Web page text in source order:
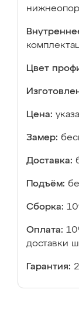
Цвет
Цена:
Замер:
Доставка:
Подъём:
Сборка:
Оплата:
доставки
Гарантия: